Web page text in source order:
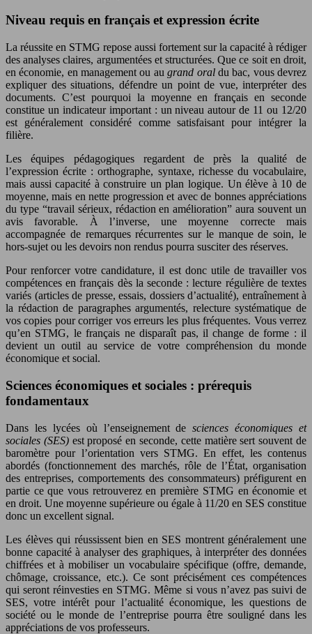
Niveau requis en français et expression écrite
La réussite en STMG repose aussi fortement sur la capacité à rédiger
des analyses claires, argumentées et structurées. Que ce soit en droit,
en économie, en management ou augrand oraldu bac, vous devrez
expliquer des situations, défendre un point de vue, interpréter des
documents. C’est pourquoi la moyenne en français en seconde
constitue un indicateur important : un niveau autour de 11 ou 12/20
est généralement considéré comme satisfaisant pour intégrer la
filière.
Les équipes pédagogiques regardent de près la qualité de
l’expression écrite : orthographe, syntaxe, richesse du vocabulaire,
mais aussi capacité à construire un plan logique. Un élève à 10 de
moyenne, mais en nette progression et avec de bonnes appréciations
du type “travail sérieux, rédaction en amélioration” aura souvent un
avis favorable. À l’inverse, une moyenne correcte mais
accompagnée de remarques récurrentes sur le manque de soin, le
hors-sujet ou les devoirs non rendus pourra susciter des réserves.
Pour renforcer votre candidature, il est donc utile de travailler vos
compétences en français dès la seconde : lecture régulière de textes
variés (articles de presse, essais, dossiers d’actualité), entraînement à
la rédaction de paragraphes argumentés, relecture systématique de
vos copies pour corriger vos erreurs les plus fréquentes. Vous verrez
qu’en STMG, le français ne disparaît pas, il change de forme : il
devient un outil au service de votre compréhension du monde
économique et social.
Sciences économiques et sociales : prérequis
fondamentaux
Dans les lycées où l’enseignement desciences économiques et
sociales (SES)est proposé en seconde, cette matière sert souvent de
baromètre pour l’orientation vers STMG. En effet, les contenus
abordés (fonctionnement des marchés, rôle de l’État, organisation
des entreprises, comportements des consommateurs) préfigurent en
partie ce que vous retrouverez en première STMG en économie et
en droit. Une moyenne supérieure ou égale à 11/20 en SES constitue
donc un excellent signal.
Les élèves qui réussissent bien en SES montrent généralement une
bonne capacité à analyser des graphiques, à interpréter des données
chiffrées et à mobiliser un vocabulaire spécifique (offre, demande,
chômage, croissance, etc.). Ce sont précisément ces compétences
qui seront réinvesties en STMG. Même si vous n’avez pas suivi de
SES, votre intérêt pour l’actualité économique, les questions de
société ou le monde de l’entreprise pourra être souligné dans les
appréciations de vos professeurs.